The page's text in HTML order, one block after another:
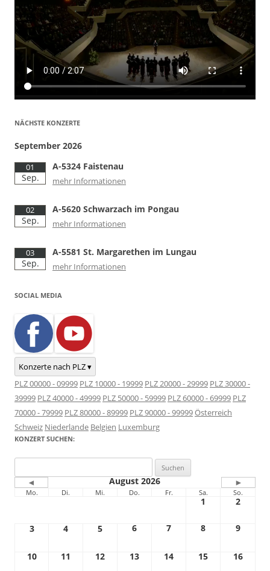
NÄCHSTE KONZERTE
September 2026
01
Sep.
A-5324 Faistenau
mehr Informationen
02
Sep.
A-5620 Schwarzach im Pongau
mehr Informationen
03
Sep.
A-5581 St. Margarethen im Lungau
mehr Informationen
SOCIAL MEDIA
Konzerte nach PLZ ▾
PLZ 00000 - 09999 PLZ 10000 - 19999 PLZ 20000 - 29999 PLZ 30000 -
39999 PLZ 40000 - 49999 PLZ 50000 - 59999 PLZ 60000 - 69999 PLZ
70000 - 79999 PLZ 80000 - 89999 PLZ 90000 - 99999Österreich
Schweiz Niederlande Belgien Luxemburg
KONZERT SUCHEN:
nach:
◄ August 2026 ►
Mo. Di. Mi. Do. Fr. Sa. So.
1 2
3 4 5 6 7 8 9
10 11 12 13 14 15 16